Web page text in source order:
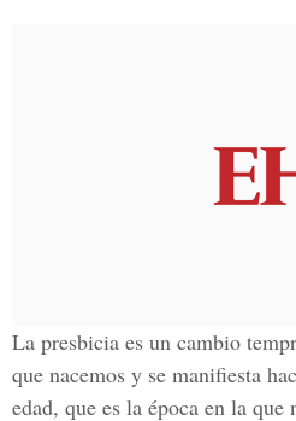
La presbicia es un cambio
que nacemos y se manifiesta
edad, que es la época en la que